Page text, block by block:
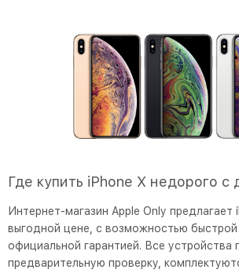
Где купить iPhone X недорого с
Интернет-магазин Apple Only предлагает
выгодной цене, с возможностью быстрой
официальной гарантией. Все устройства
предварительную проверку,